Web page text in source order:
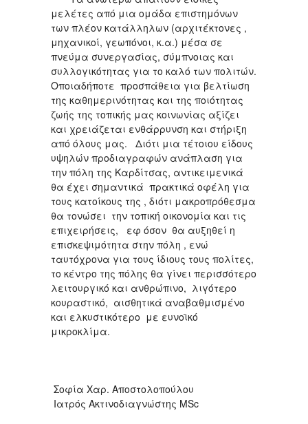
μελέτες από μια ομάδα επιστημόνων
των πλέον κατάλληλων (αρχιτέκτονες ,
μηχανικοί, γεωπόνοι, κ.α.) μέσα σε
πνεύμα συνεργασίας, σύμπνοιας και
συλλογικότητας για το καλό των πολιτών.
Οποιαδήποτε προσπάθεια για βελτίωση
της καθημερινότητας και της ποιότητας
ζωής της τοπικής μας κοινωνίας αξίζει
και χρειάζεται ενθάρρυνση και στήριξη
από όλους μας. Διότι μια τέτοιου είδους
υψηλών προδιαγραφών ανάπλαση για
την πόλη της Καρδίτσας, αντικειμενικά
θα έχει σημαντικά πρακτικά οφέλη για
τους κατοίκους της , διότι μακροπρόθεσμα
θα τονώσει την τοπική οικονομία και τις
επιχειρήσεις, εφ όσον θα αυξηθεί η
επισκεψιμότητα στην πόλη , ενώ
ταυτόχρονα για τους ίδιους τους πολίτες,
το κέντρο της πόλης θα γίνει περισσότερο
λειτουργικό και ανθρώπινο, λιγότερο
κουραστικό, αισθητικά αναβαθμισμένο
και ελκυστικότερο με ευνοϊκό
μικροκλίμα.
Σοφία Χαρ. Αποστολοπούλου
Ιατρός Ακτινοδιαγνώστης ΜSc